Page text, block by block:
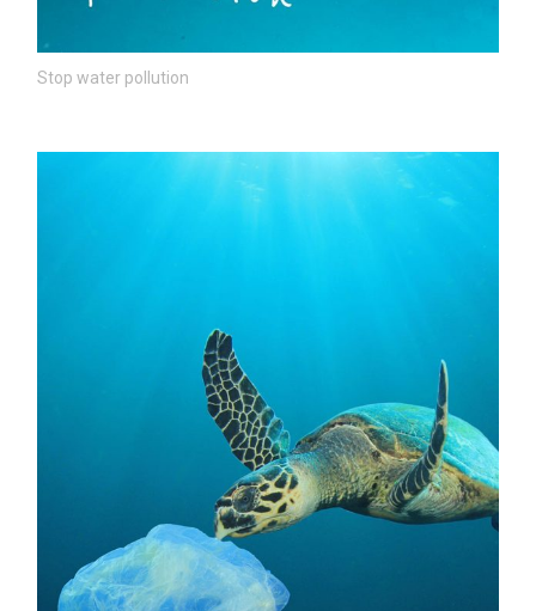
Stop water pollution